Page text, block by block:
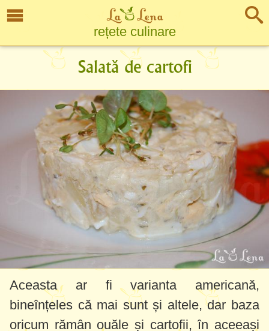
rețete culinare
Salată de cartofi
Aceasta ar fi varianta americană,
bineînțeles că mai sunt și altele, dar baza
oricum rămân ouăle și cartofii, în aceeași